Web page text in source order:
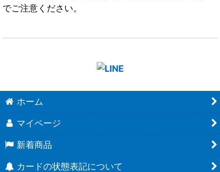
でご注意ください。
ホーム
マイページ
新着商品
カードの状態表記について